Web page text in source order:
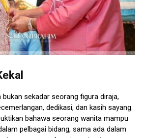
bukan sekadar seorang figura diraja,
dedikasi, dan kasih sayang.
bahawa seorang wanita mampu
pelbagai bidang, sama ada dalam